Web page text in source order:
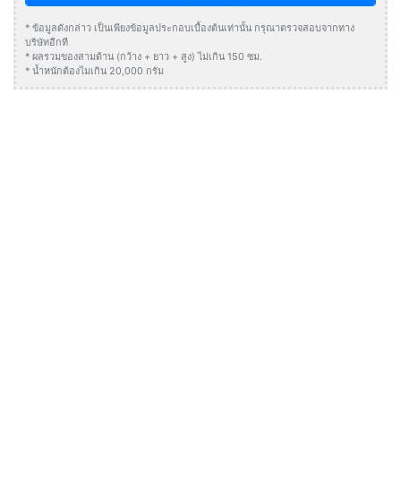
* ข้อมูลดังกล่าว เป็นเพียงข้อมูลประกอบเบื้องต้นเท่านั้น กรุณาตรวจสอบจากทาง
บริษัทอีกที
* ผลรวมของสามด้าน (กว้าง + ยาว + สูง) ไม่เกิน 150 ซม.
* น้ำหนักต้องไมเกิน 20,000 กรัม